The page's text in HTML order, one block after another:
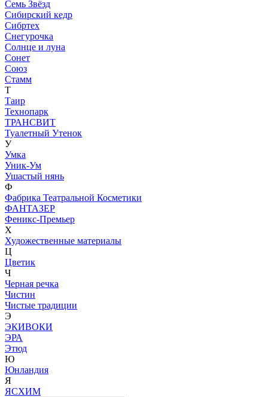
Семь Звёзд
Сибирский кедр
Сибртех
Снегурочка
Солнце и луна
Сонет
Союз
Стамм
Т
Таир
Технопарк
ТРАНСВИТ
Туалетный Утенок
У
Умка
Уник-Ум
Ушастый нянь
Ф
Фабрика Театральной Косметики
ФАНТАЗЕР
Феникс-Премьер
Х
Художественные материалы
Ц
Цветик
Ч
Черная речка
Чистин
Чистые традиции
Э
ЭКИВОКИ
ЭРА
Этюд
Ю
Юнландия
Я
ЯСХИМ